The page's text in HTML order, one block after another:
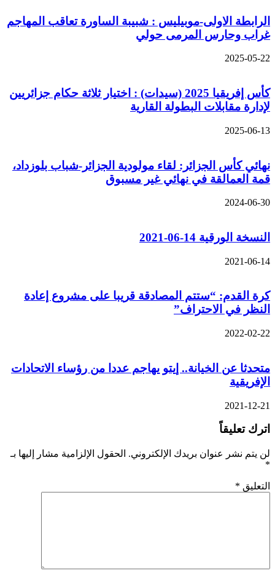
الرابطة الاولى-موبيليس : شبيبة الساورة تعاقب المهاجم
غراب وحارس المرمى حولي
2025-05-22
كأس إفريقيا 2025 (سيدات) : اختيار ثلاثة حكام جزائريين
لإدارة مقابلات البطولة القارية
2025-06-13
نهائي كأس الجزائر: لقاء مولودية الجزائر-شباب بلوزداد،
قمة العمالقة في نهائي غير مسبوق
2024-06-30
النسخة الورقية 14-06-2021
2021-06-14
كرة القدم: “ستتم المصادقة قريبا على مشروع إعادة
النظر في الاحتراف”
2022-02-22
متحدثا عن الخيانة.. إيتو يهاجم عددا من رؤساء الاتحادات
الإفريقية
2021-12-21
اترك تعليقاً
لن يتم نشر عنوان بريدك الإلكتروني. الحقول الإلزامية مشار إليها بـ
*
التعليق *